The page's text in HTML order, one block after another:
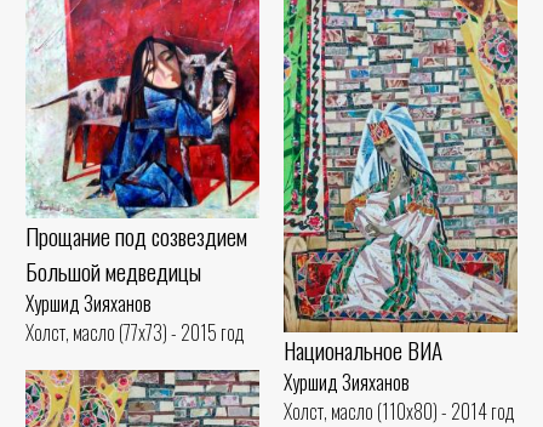
Прощание под созвездием
Большой медведицы
Хуршид Зияханов
Холст, масло (77x73) - 2015 год
Национальное ВИА
Хуршид Зияханов
Холст, масло (110x80) - 2014 год